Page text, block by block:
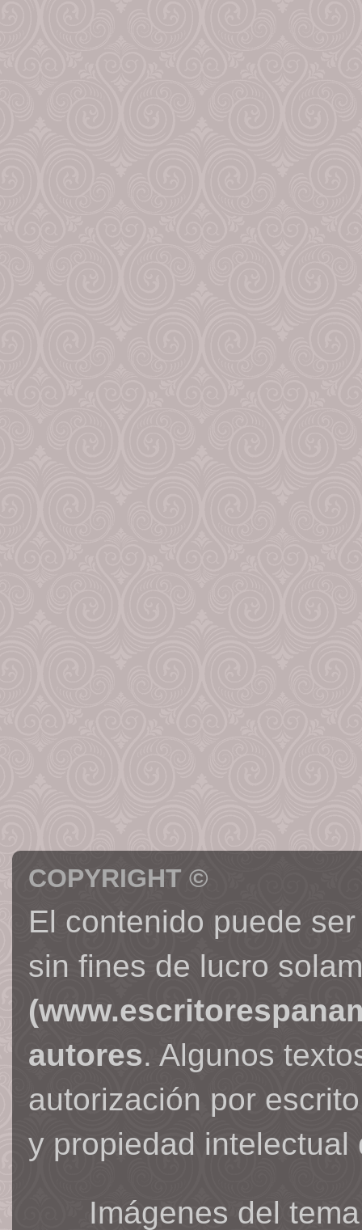
COPYRIGHT ©
El contenido puede
sin fines de lucro
autores. Algunos
autorización por
y propiedad intelectual
Imágenes del